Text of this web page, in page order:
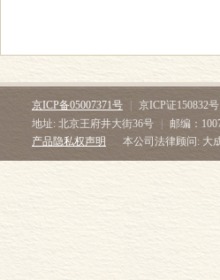
京ICP备05007371号 京ICP证150832号
地址: 北京王府井大街36号
邮编：
产品隐私权声明
本公司法律顾问: 大